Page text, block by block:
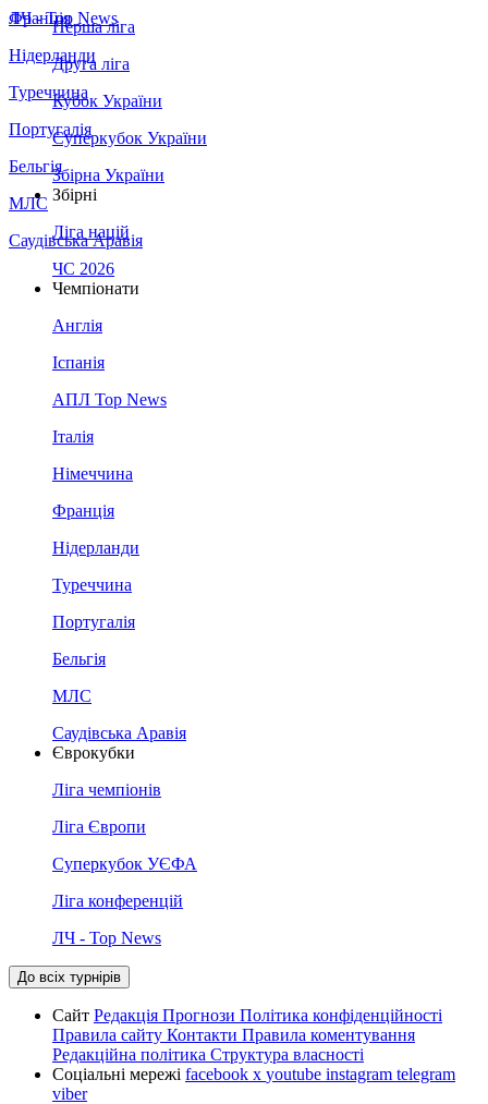
Франція
Нідерланди
Туреччина
Португалія
Бельгія
МЛС
Саудівська Аравія
ЛЧ - Top News
Перша ліга
Друга ліга
Кубок України
Суперкубок України
Збірна України
Збірні
Ліга націй
ЧС 2026
Чемпіонати
Англія
Іспанія
АПЛ Top News
Італія
Німеччина
Франція
Нідерланди
Туреччина
Португалія
Бельгія
МЛС
Саудівська Аравія
Єврокубки
Ліга чемпіонів
Ліга Європи
Суперкубок УЄФА
Ліга конференцій
ЛЧ - Top News
До всіх турнірів
Сайт Редакція Прогнози Політика конфіденційності
Правила сайту Контакти Правила коментування
Редакційна політика Структура власності
Соціальні мережі facebook x youtube instagram telegram
viber